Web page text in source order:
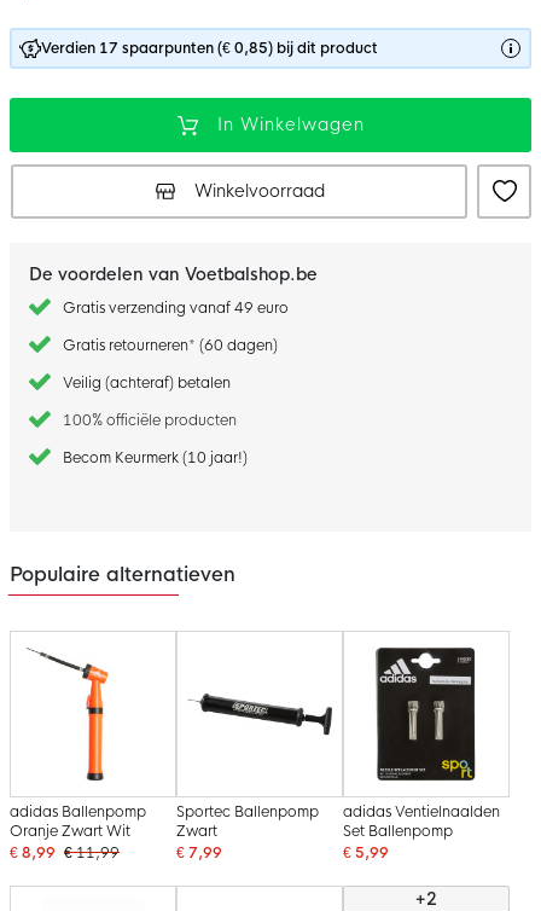
Verdien 17 spaarpunten (€ 0,85) bij dit product
In Winkelwagen
Winkelvoorraad
De voordelen van Voetbalshop.be
Gratis verzending vanaf 49 euro
Gratis retourneren* (60 dagen)
Veilig (achteraf) betalen
100% officiële producten
Becom Keurmerk (10 jaar!)
Populaire alternatieven
adidas Ballenpomp
Oranje Zwart Wit
€ 8,99 € 11,99
Sportec Ballenpomp
Zwart
€ 7,99
adidas Ventielnaalden
Set Ballenpomp
€ 5,99
+2